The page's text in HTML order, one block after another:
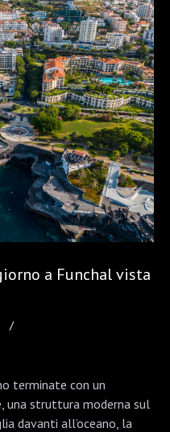
a Funchal vista
terminate con un
una struttura moderna sul
davanti all’oceano, la